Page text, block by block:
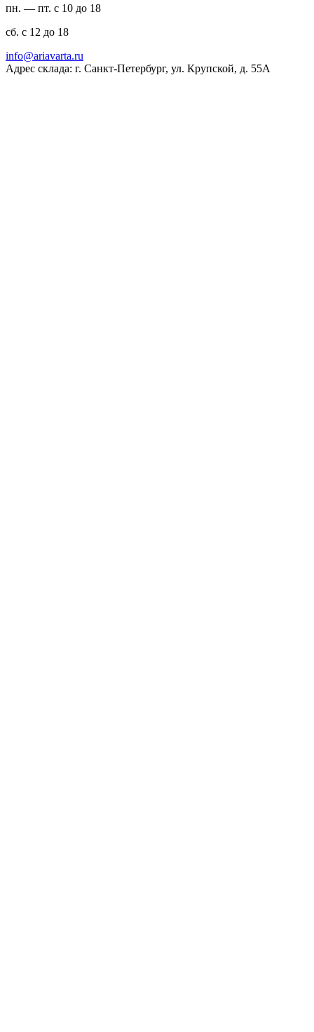
пн. — пт. с 10 до 18
сб. с 12 до 18
ur.atravaira@ofni
Адрес склада: г. Санкт-Петербург, ул. Крупской, д. 55А